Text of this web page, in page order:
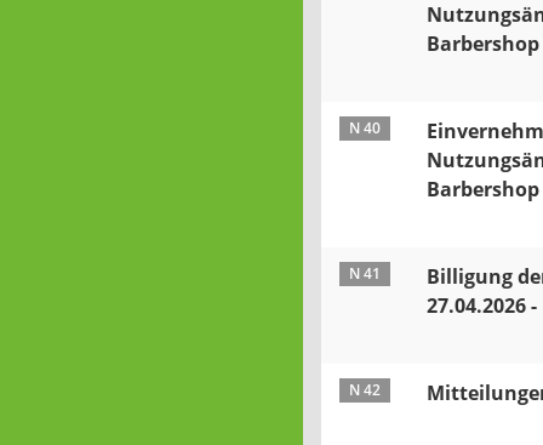
Barbershop
N 40
Barbershop
N 41
Billigung
27.04.2026
N 42